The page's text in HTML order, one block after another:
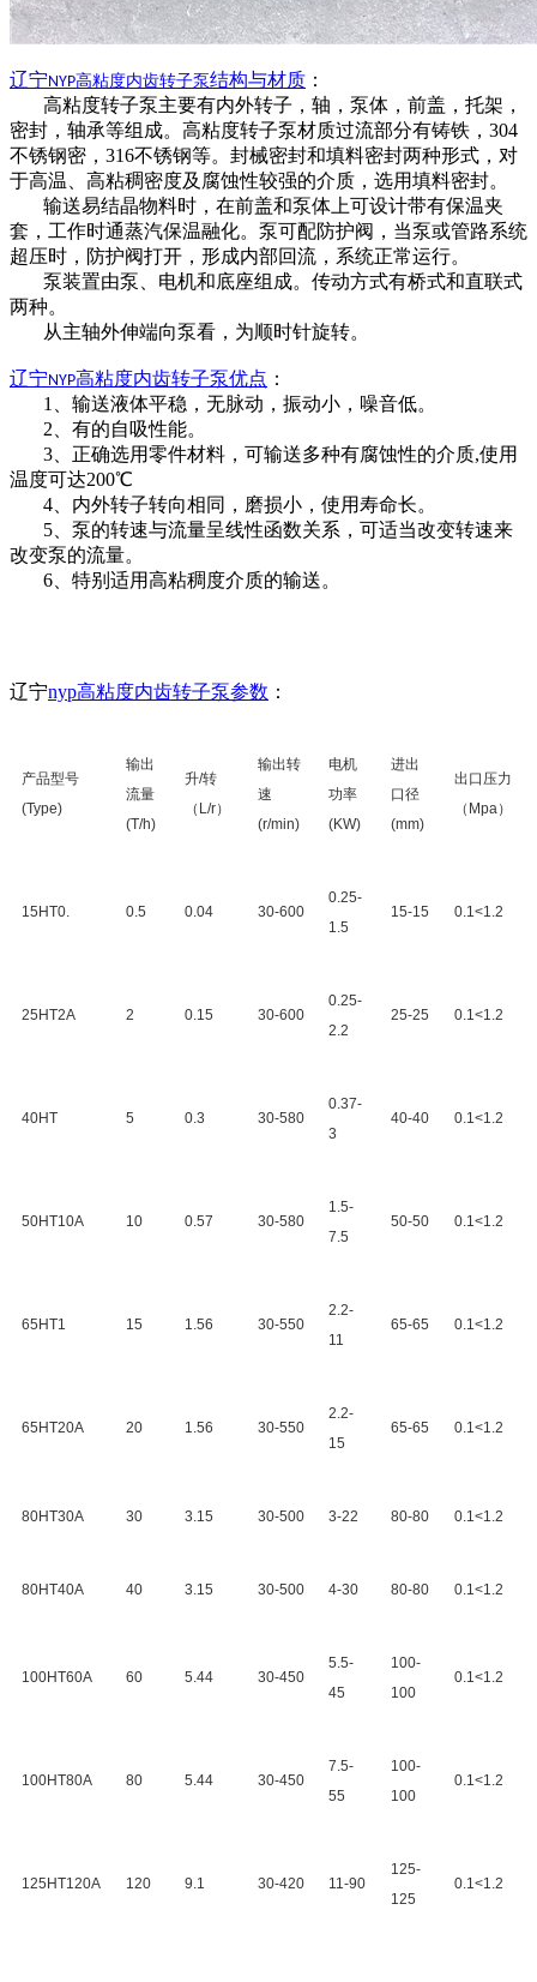
辽宁NYP高粘度内齿转子泵结构与材质 ：
高粘度转子泵主要有内外转子，轴，泵体，前盖，托架，
密封，轴承等组成。高粘度转子泵材质过流部分有铸铁， 304
不锈钢密 ， 316不锈钢等。 封械密封和填料密封两种形式，对
于高温、高粘稠密度及腐蚀性较强的介质，选用填料密封。
输送易结晶物料时，在前盖和泵体上可设计带有保温夹
套，工作时通蒸汽保温融化。泵可配防护阀，当泵或管路系统
超压时，防护阀打开，形成内部回流，系统正常运行。
泵装置由泵、电机和底座组成。传动方式有桥式和直联式
两种。
从主轴外伸端向泵看，为顺时针旋转。
辽宁NYP高粘度内齿转子泵优点 ：
1、输送液体平稳，无脉动，振动小，噪音低。
2、有的自吸性能。
3、正确选用零件材料，可输送多种有腐蚀性的介质,使用
温度可达200℃
4、内外转子转向相同，磨损小，使用寿命长。
5、泵的转速与流量呈线性函数关系，可适当改变转速来
改变泵的流量。
6、特别适用高粘稠度介质的输送。
辽宁nyp高粘度内齿转子泵参数 ：
产品型号
(Type)
输出
流量
(T/h)
升/转
（L/r）
输出转
速
(r/min)
电机
功率
(KW)
进出
口径
(mm)
出口压力
（ Mpa）
15HT0. 0.5 0.04 30-600
0.25-
1.5
15-15 0.1<1.2
25HT2A 2 0.15 30-600
0.25-
2.2
25-25 0.1<1.2
40HT 5 0.3 30-580
0.37-
3
40-40 0.1<1.2
50HT10A 10 0.57 30-580
1.5-
7.5
50-50 0.1<1.2
65HT1 15 1.56 30-550
2.2-
11
65-65 0.1<1.2
65HT20A 20 1.56 30-550
2.2-
15
65-65 0.1<1.2
80HT30A 30 3.15 30-500 3-22 80-80 0.1<1.2
80HT40A 40 3.15 30-500 4-30 80-80 0.1<1.2
100HT60A 60 5.44 30-450
5.5-
45
100-
100
0.1<1.2
100HT80A 80 5.44 30-450
7.5-
55
100-
100
0.1<1.2
125HT120A 120 9.1 30-420 11-90
125-
125
0.1<1.2